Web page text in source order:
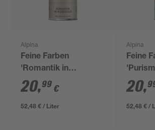
Alpina
Feine Farben
'Romantik in
Roségold' roségold
matt 400 ml
20,99 €
52,48 € / Liter
Alpina
Feine
silber
20,
52,48 € /